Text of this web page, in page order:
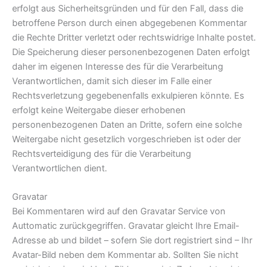
erfolgt aus Sicherheitsgründen und für den Fall, dass die
betroffene Person durch einen abgegebenen Kommentar
die Rechte Dritter verletzt oder rechtswidrige Inhalte postet.
Die Speicherung dieser personenbezogenen Daten erfolgt
daher im eigenen Interesse des für die Verarbeitung
Verantwortlichen, damit sich dieser im Falle einer
Rechtsverletzung gegebenenfalls exkulpieren könnte. Es
erfolgt keine Weitergabe dieser erhobenen
personenbezogenen Daten an Dritte, sofern eine solche
Weitergabe nicht gesetzlich vorgeschrieben ist oder der
Rechtsverteidigung des für die Verarbeitung
Verantwortlichen dient.
Gravatar
Bei Kommentaren wird auf den Gravatar Service von
Auttomatic zurückgegriffen. Gravatar gleicht Ihre Email-
Adresse ab und bildet – sofern Sie dort registriert sind – Ihr
Avatar-Bild neben dem Kommentar ab. Sollten Sie nicht